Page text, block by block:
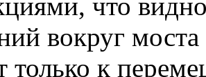
вокруг
только к